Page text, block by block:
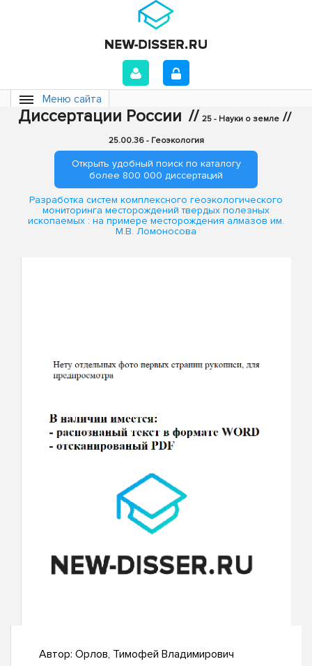
Меню сайта
Диссертации России // 25 - Науки о земле //
25.00.36 - Геоэкология
Открыть удобный поиск по каталогу
более 800 000 диссертаций
Разработка систем комплексного геоэкологического
мониторинга месторождений твердых полезных
ископаемых : на примере месторождения алмазов им.
М.В. Ломоносова
Автор: Орлов, Тимофей Владимирович